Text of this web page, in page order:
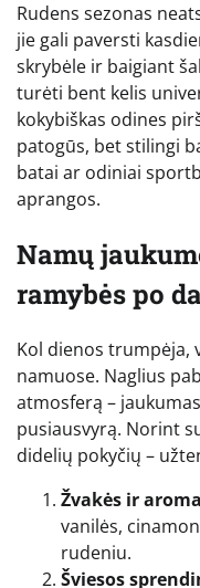
Rudens sezonas
jie gali paversti
skrybėle ir baigiant
turėti bent kelis
kokybiškas odines
patogūs, bet stilingi
batai ar odiniai
aprangos.
Namų
ramybės po
Kol dienos trumpėja,
namuose. Naglius
atmosferą –
pusiausvyrą. Norint
didelių pokyčių –
Žvakės ir
vanilės,
rudeniu.
Šviesos